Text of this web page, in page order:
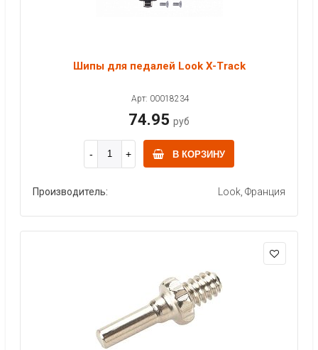
Шипы для педалей Look X-Track
Арт: 00018234
74.95 руб
В КОРЗИНУ
Производитель: Look, Франция